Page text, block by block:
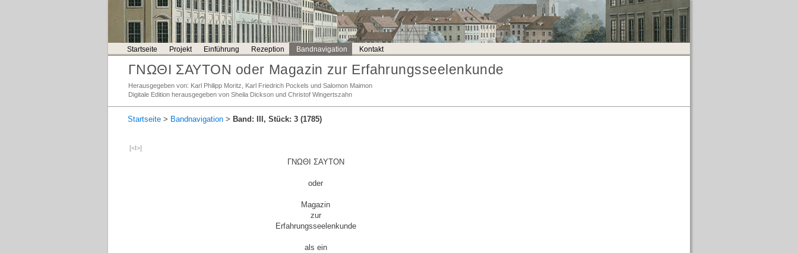
Startseite Projekt Einführung Rezeption Bandnavigation Kontakt
ΓΝΩΘΙ ΣΑΥΤΟΝ oder Magazin zur Erfahrungsseelenkunde
Herausgegeben von: Karl Philipp Moritz, Karl Friedrich Pockels und Salomon Maimon
Digitale Edition herausgegeben von Sheila Dickson und Christof Wingertszahn
Startseite > Bandnavigation > Band: III, Stück: 3 (1785)
[<I>]
ΓΝΩΘΙ ΣΑΥΤΟΝ
oder
Magazin
zur
Erfahrungsseelenkunde
als ein